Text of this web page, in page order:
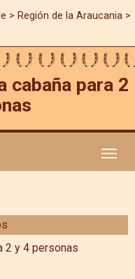
> Región de la Araucania >
cabaña para 2
2 y 4 personas